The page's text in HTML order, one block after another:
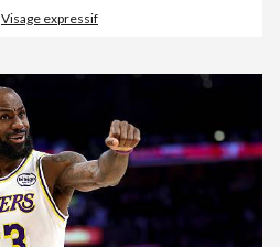
Visage expressif